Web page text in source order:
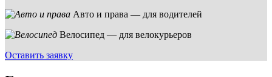
Авто и права — для водителей
Велосипед — для велокурьеров
Оставить заявку